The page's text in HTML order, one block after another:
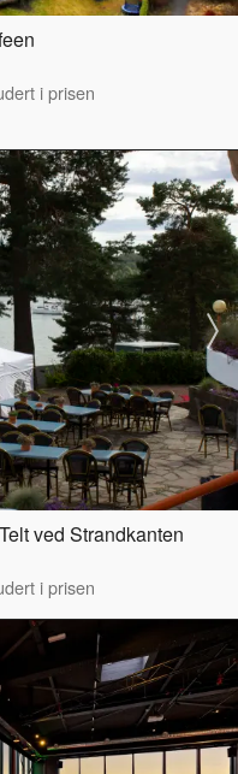
i prisen
ved Strandkanten
i prisen